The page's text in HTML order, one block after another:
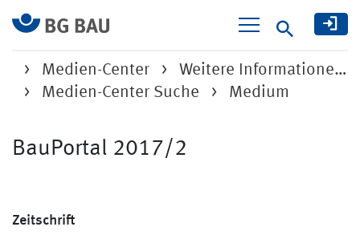
Suche
Medien-Center
Weitere Informatione…
Medien-Center Suche
Medium
BauPortal 2017/2
Zeitschrift